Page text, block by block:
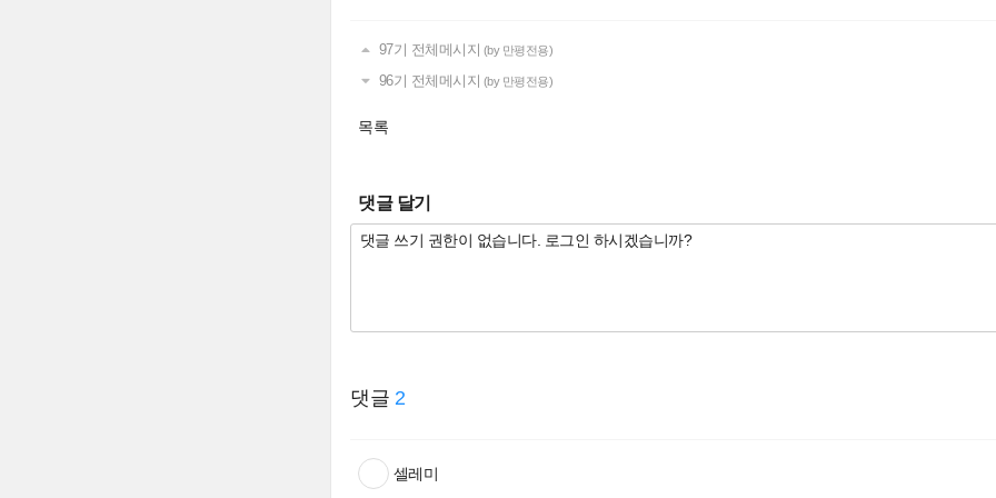
97기 전체메시지 (by 만평전용)
96기 전체메시지 (by 만평전용)
목록
댓글 달기
댓글 2
셀레미